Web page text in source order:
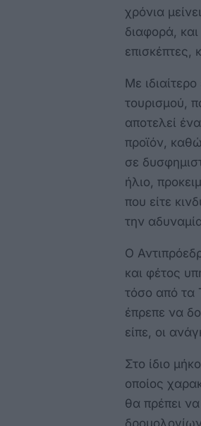
χρόνια
διαφορά,
επισκέπτες,
Με
τουρισμού,
αποτελεί
προϊόν,
σε
ήλιο,
που είτε
την
Ο
και φέτος
τόσο από τα
έπρεπε να
είπε, οι
Στο ίδιο
οποίος
θα πρέπει